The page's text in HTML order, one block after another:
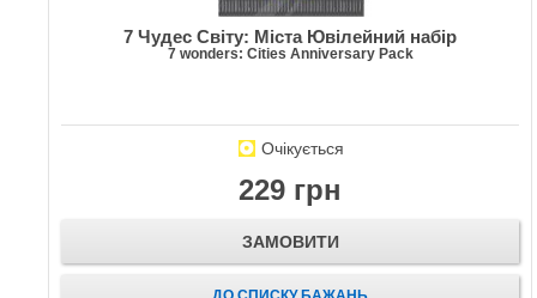
7 Чудес Світу: Міста Ювілейний набір
7 wonders: Cities Anniversary Pack
Очікується
229 грн
ЗАМОВИТИ